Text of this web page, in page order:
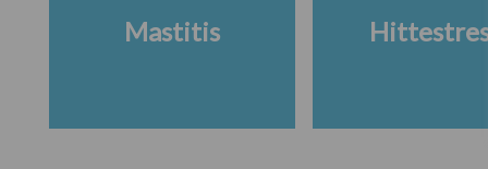
Mastitis